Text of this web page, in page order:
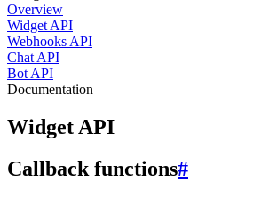
Overview
Widget API
Webhooks API
Chat API
Bot API
Documentation
Widget API
Callback functions#